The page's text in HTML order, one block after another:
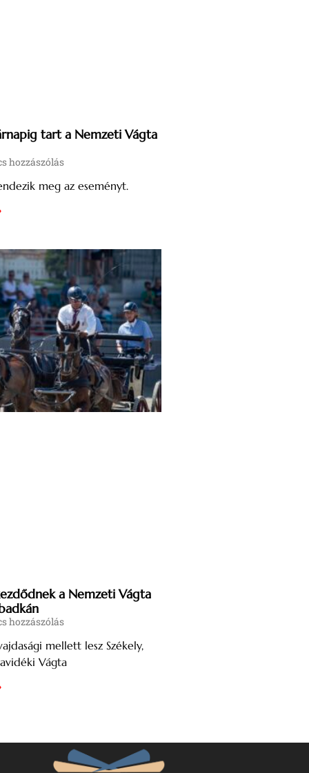
tart a Nemzeti Vágta
hozzászólás
meg az eseményt.
a Nemzeti Vágta
hozzászólás
mellett lesz Székely,
Vágta